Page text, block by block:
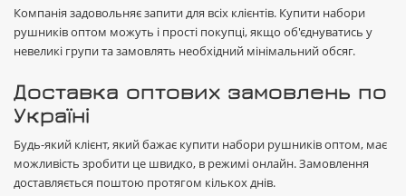
Компанія задовольняє запити для всіх клієнтів. Купити набори
рушників оптом можуть і прості покупці, якщо об'єднуватись у
невеликі групи та замовлять необхідний мінімальний обсяг.
Доставка оптових замовлень по
Україні
Будь-який клієнт, який бажає купити набори рушників оптом, має
можливість зробити це швидко, в режимі онлайн. Замовлення
доставляється поштою протягом кількох днів.